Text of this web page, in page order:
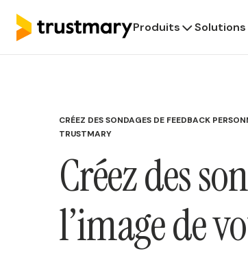
Produits Solutions
CRÉEZ DES SONDAGES DE FEEDBACK
TRUSTMARY
Créez des
l’image de